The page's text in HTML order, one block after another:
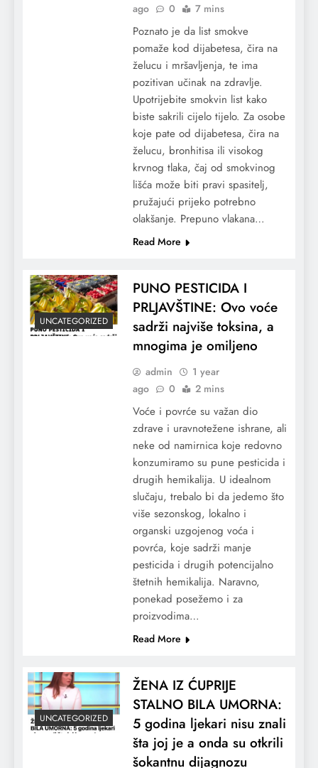
ago
0 7 mins
Poznato je da list smokve
pomaže kod dijabetesa, čira na
želucu i mršavljenja, te ima
pozitivan učinak na zdravlje.
Upotrijebite smokvin list kako
biste sakrili cijelo tijelo. Za osobe
koje pate od dijabetesa, čira na
želucu, bronhitisa ili visokog
krvnog tlaka, čaj od smokvinog
lišća može biti pravi spasitelj,
pružajući prijeko potrebno
olakšanje. Prepuno vlakana…
Read More
UNCATEGORIZED
PUNO PESTICIDA I
PRLJAVŠTINE: Ovo voće
sadrži najviše toksina, a
mnogima je omiljeno
admin
1 year
ago
0 2 mins
Voće i povrće su važan dio
zdrave i uravnotežene ishrane, ali
neke od namirnica koje redovno
konzumiramo su pune pesticida i
drugih hemikalija. U idealnom
slučaju, trebalo bi da jedemo što
više sezonskog, lokalno i
organski uzgojenog voća i
povrća, koje sadrži manje
pesticida i drugih potencijalno
štetnih hemikalija. Naravno,
ponekad posežemo i za
proizvodima…
Read More
UNCATEGORIZED
ŽENA IZ ĆUPRIJE
STALNO BILA UMORNA:
5 godina ljekari nisu znali
šta joj je a onda su otkrili
šokantnu dijagnozu